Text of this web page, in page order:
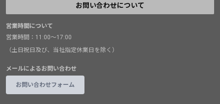
お問い合わせについて
営業時間について
営業時間：11:00～17:00
（土日祝日及び、当社指定休業日を除く）
メールによるお問い合わせ
お問い合わせフォーム